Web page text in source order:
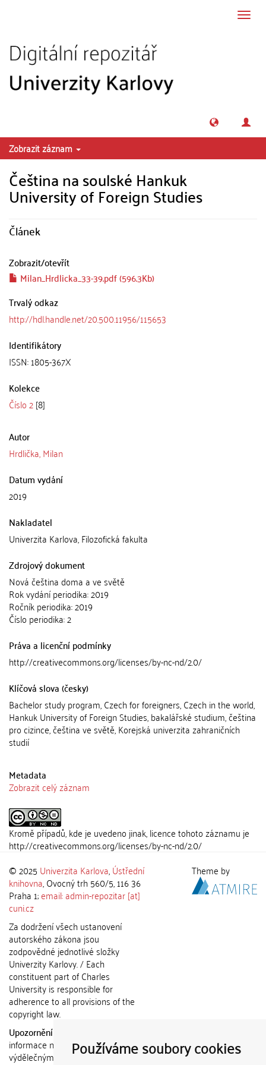
Používáme soubory cookies
Zobrazit záznam
Čeština na soulské Hankuk
University of Foreign Studies
Článek
Zobrazit/otevřít
Milan_Hrdlicka_33-39.pdf (596.3Kb)
Trvalý odkaz
http://hdl.handle.net/20.500.11956/115653
Identifikátory
ISSN: 1805-367X
Kolekce
Číslo 2[8]
Autor
Hrdlička, Milan
Datum vydání
2019
Nakladatel
Univerzita Karlova, Filozofická fakulta
Zdrojový dokument
Nová čeština doma a ve světě
Rok vydání periodika: 2019
Ročník periodika: 2019
Číslo periodika: 2
Práva a licenční podmínky
http://creativecommons.org/licenses/by-nc-nd/2.0/
Klíčová slova (česky)
Bachelor study program, Czech for foreigners, Czech in the world,
Hankuk University of Foreign Studies, bakalářské studium, čeština
pro cizince, čeština ve světě, Korejská univerzita zahraničních
studií
Metadata
Zobrazit celý záznam
Kromě případů, kde je uvedeno jinak, licence tohoto záznamu je
http://creativecommons.org/licenses/by-nc-nd/2.0/
© 2025 Univerzita Karlova,Ústřední
knihovna, Ovocný trh 560/5, 116 36
Praha 1;email: admin-repozitar [at]
cuni.cz
Za dodržení všech ustanovení
autorského zákona jsou
zodpovědné jednotlivé složky
Univerzity Karlovy. / Each
constituent part of Charles
University is responsible for
adherence to all provisions of the
copyright law.
Upozornění / Notice:
informace nemohou být použity k
výdělečným účelům nebo vydávány
Theme by